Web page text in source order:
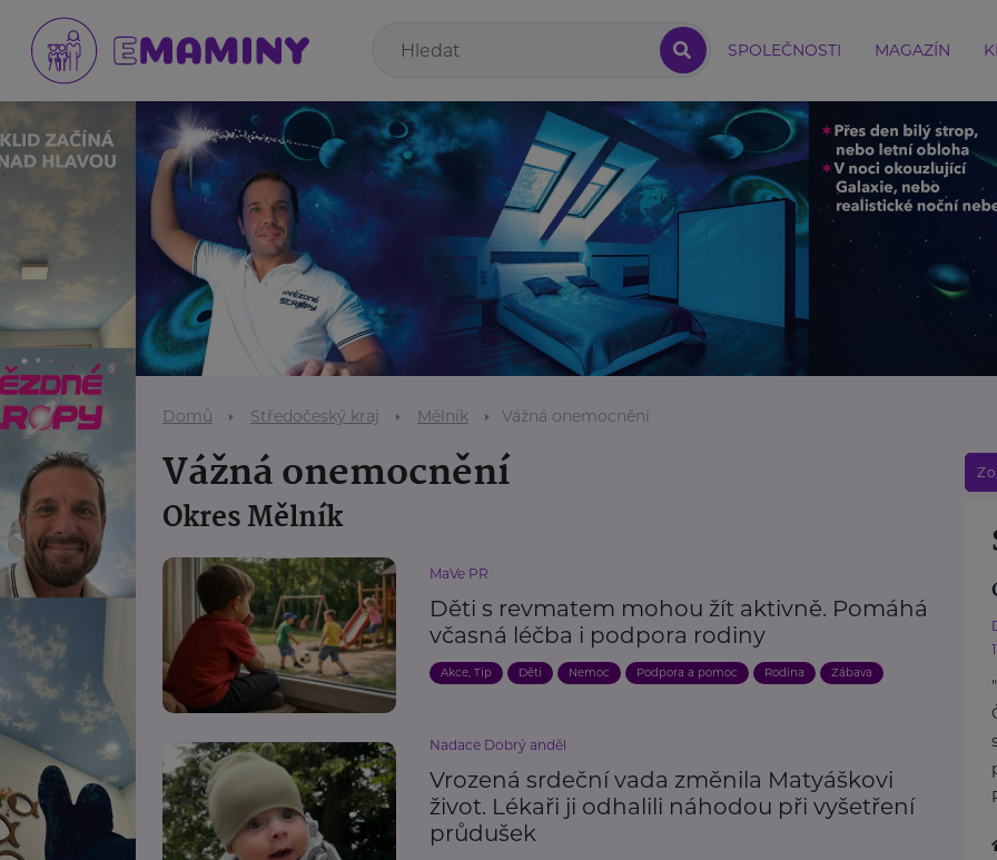
SPOLEČNOSTI MAGAZÍN
Domů Středočeský kraj Mělník Vážná onemocnění
Vážná onemocnění
Okres Mělník
MaVe PR
Děti s revmatem mohou žít aktivně. Pomáhá
včasná léčba i podpora rodiny
Akce, Tip Děti Nemoc Podpora a pomoc Rodina Zábava
Nadace Dobrý anděl
Vrozená srdeční vada změnila Matyáškovi
život. Lékaři ji odhalili náhodou při vyšetření
průdušek